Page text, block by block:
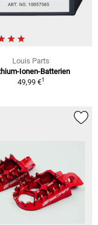
Louis Parts
Ionen-Batterien
49,99 €1